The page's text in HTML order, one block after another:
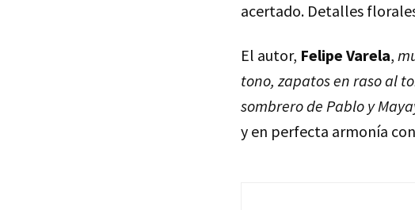
acertado. Detalles
El autor, Felipe Varela,
tono, zapatos en raso al
sombrero de Pablo y
y en perfecta armonía